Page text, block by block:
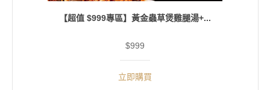
【超值 $999專區】黃金蟲草煲雞腿湯+...
$999
立即購買